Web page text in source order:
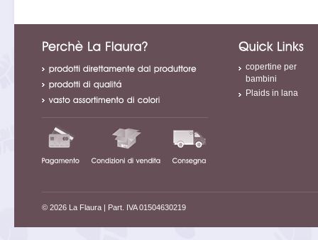
copertine per
bambini
Plaids in lana
© 2026 La Flaura| Part. IVA 01504630219